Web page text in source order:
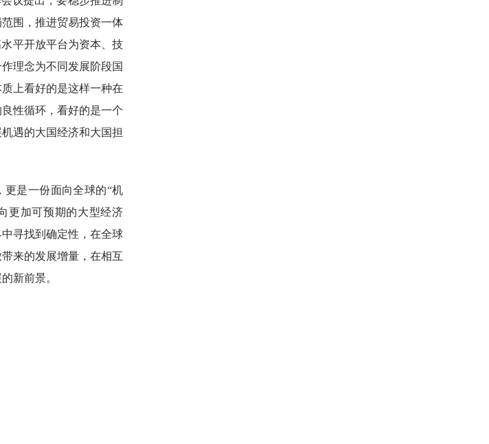
围，推进贸易投资一体
平开放平台为资本、技
理念为不同发展阶段国
上看好的是这样一种在
性循环，看好的是一个
遇的大国经济和大国担
更是一份面向全球的“机
更加可预期的大型经济
寻找到确定性，在全球
来的发展增量，在相互
新前景。